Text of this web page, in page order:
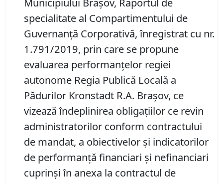
specialitate al Compartimentului de
Guvernanţă Corporativă, înregistrat cu nr.
1.791/2019, prin care se propune
evaluarea performanţelor regiei
autonome Regia Publică Locală a
Pădurilor Kronstadt R.A. Braşov, ce
vizează îndeplinirea obligaţiilor ce revin
administratorilor conform contractului
de mandat, a obiectivelor şi indicatorilor
de performanţă financiari şi nefinanciari
cuprinşi în anexa la contractul de